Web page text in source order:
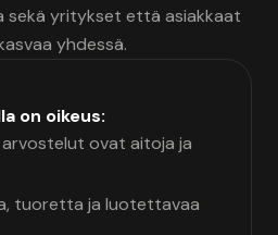
sekä yritykset että asiakkaat
yhdessä.
on oikeus:
ovat aitoja ja
tuoretta ja luotettavaa